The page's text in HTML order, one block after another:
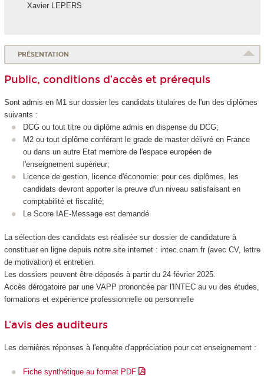
Xavier LEPERS
PRÉSENTATION
Public, conditions d’accès et prérequis
Sont admis en M1 sur dossier les candidats titulaires de l'un des diplômes
suivants :
DCG ou tout titre ou diplôme admis en dispense du DCG;
M2 ou tout diplôme conférant le grade de master délivré en France
ou dans un autre Etat membre de l'espace européen de
l'enseignement supérieur;
Licence de gestion, licence d'économie: pour ces diplômes, les
candidats devront apporter la preuve d'un niveau satisfaisant en
comptabilité et fiscalité;
Le Score IAE-Message est demandé
La sélection des candidats est réalisée sur dossier de candidature à
constituer en ligne depuis notre site internet : intec.cnam.fr (avec CV, lettre
de motivation) et entretien.
Les dossiers peuvent être déposés à partir du 24 février 2025.
Accès dérogatoire par une VAPP prononcée par l'INTEC au vu des études,
formations et expérience professionnelle ou personnelle
L'avis des auditeurs
Les dernières réponses à l'enquête d'appréciation pour cet enseignement :
Fiche synthétique au format PDF